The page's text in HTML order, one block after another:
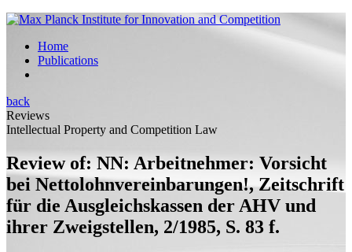
Home
Publications
back
Reviews
Intellectual Property and Competition Law
Review of: NN: Arbeitnehmer: Vorsicht
bei Nettolohnvereinbarungen!, Zeitschrift
für die Ausgleichskassen der AHV und
ihrer Zweigstellen, 2/1985, S. 83 f.